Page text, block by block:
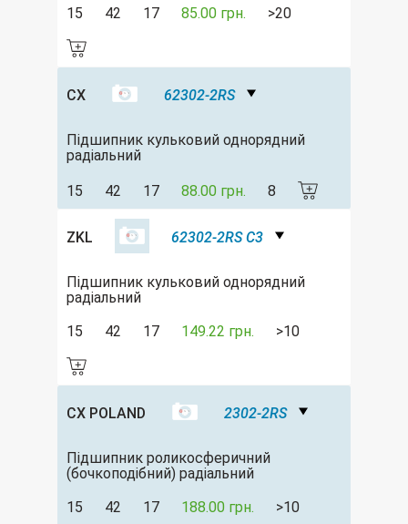
15
42 17 85.00 грн. >20
CX 62302-2RS
Підшипник кульковий однорядний
радіальний
15 42 17 88.00 грн. 8
ZKL 62302-2RS C3
Підшипник кульковий однорядний
радіальний
15
42 17 149.22 грн. >10
CX POLAND 2302-2RS
Підшипник роликосферичний
(бочкоподібний) радіальний
15
42 17 188.00 грн. >10